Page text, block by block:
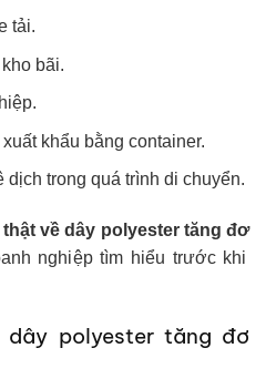
tải.
bãi.
khẩu bằng container.
dịch trong quá trình di chuyển.
về dây polyester tăng đơ
nghiệp tìm hiểu trước khi
dây polyester tăng đơ